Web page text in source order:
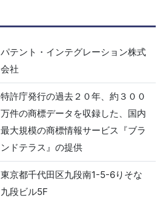
パテント・インテグレーション株式
会社
特許庁発行の過去２０年、約３００
万件の商標データを収録した、国内
最大規模の商標情報サービス『ブラ
ンドテラス』の提供
東京都千代田区九段南1-5-6りそな
九段ビル5F